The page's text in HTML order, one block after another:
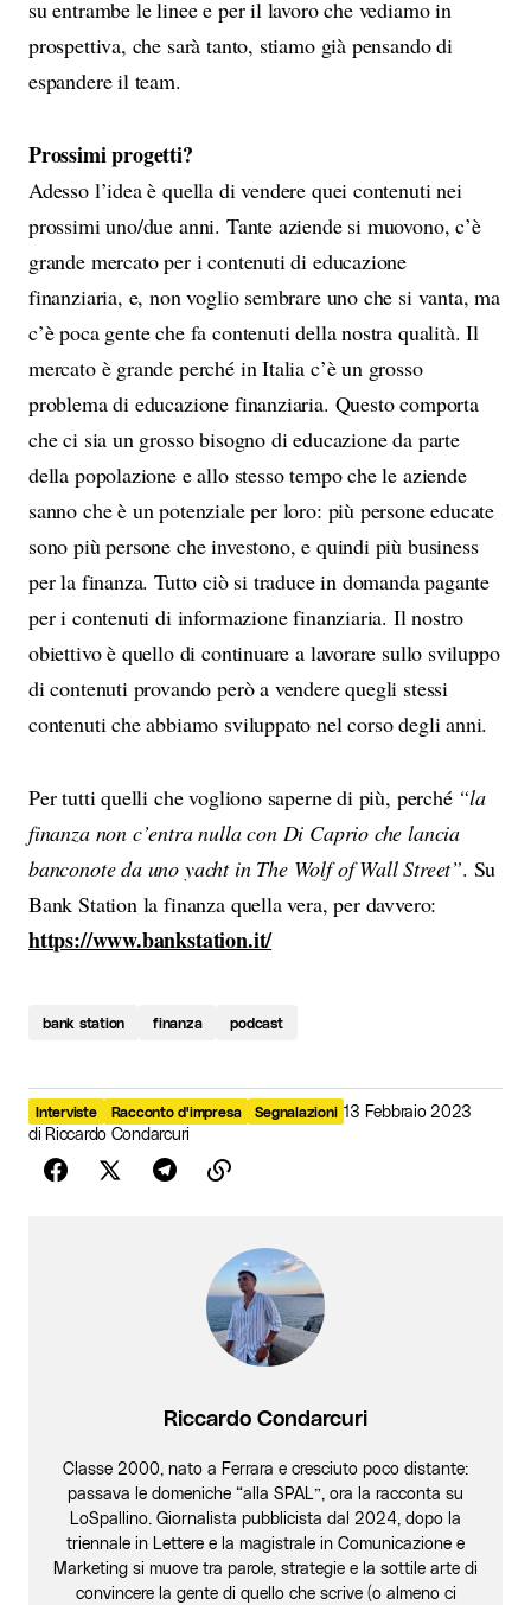
su entrambe le linee e per il lavoro che vediamo in
prospettiva, che sarà tanto, stiamo già pensando di
espandere il team.
Prossimi progetti?
Adesso l’idea è quella di vendere quei contenuti nei
prossimi uno/due anni. Tante aziende si muovono, c’è
grande mercato per i contenuti di educazione
finanziaria, e, non voglio sembrare uno che si vanta, ma
c’è poca gente che fa contenuti della nostra qualità. Il
mercato è grande perché in Italia c’è un grosso
problema di educazione finanziaria. Questo comporta
che ci sia un grosso bisogno di educazione da parte
della popolazione e allo stesso tempo che le aziende
sanno che è un potenziale per loro: più persone educate
sono più persone che investono, e quindi più business
per la finanza. Tutto ciò si traduce in domanda pagante
per i contenuti di informazione finanziaria. Il nostro
obiettivo è quello di continuare a lavorare sullo sviluppo
di contenuti provando però a vendere quegli stessi
contenuti che abbiamo sviluppato nel corso degli anni.
Per tutti quelli che vogliono saperne di più, perché “la
finanza non c’entra nulla con Di Caprio che lancia
banconote da uno yacht in The Wolf of Wall Street”. Su
Bank Station la finanza quella vera, per davvero:
https://www.bankstation.it/
bank station finanza podcast
Interviste Racconto d'impresa Segnalazioni 13 Febbraio 2023
di Riccardo Condarcuri
Riccardo Condarcuri
Classe 2000, nato a Ferrara e cresciuto poco distante:
passava le domeniche “alla SPAL”, ora la racconta su
LoSpallino. Giornalista pubblicista dal 2024, dopo la
triennale in Lettere e la magistrale in Comunicazione e
Marketing si muove tra parole, strategie e la sottile arte di
convincere la gente di quello che scrive (o almeno ci